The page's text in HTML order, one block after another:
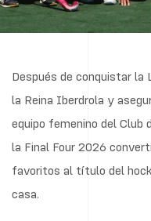
Después de conquistar la
la Reina Iberdrola y
equipo femenino del Club
la Final Four 2026
favoritos al título del
casa.